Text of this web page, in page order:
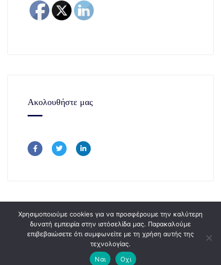
Ακολουθήστε μας
Copyright © 365Consulting 2024.
Χρησιμοποιούμε cookies για να προσφέρουμε την καλύτερη
δυνατή εμπειρία στην ιστόσελίδα μας. Παρακαλούμε
επιβεβαιώσετε ότι συμφωνείτε με τη χρήση αυτής της
τεχνολογίας.
Ναι
Οχι